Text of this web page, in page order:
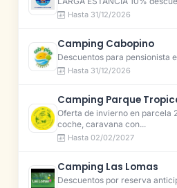
Hasta 31/12/2026
Camping Cabopino
Descuentos para pensionista
Hasta 31/12/2026
Camping Parque
Oferta de invierno en parcela
coche, caravana con...
Hasta 02/02/2027
Camping Las Lomas
Descuentos por reserva